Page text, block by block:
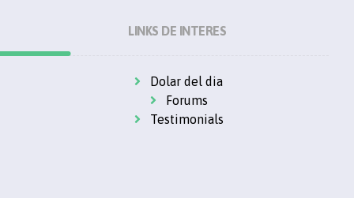
LINKS DE INTERES
Dolar del dia
Forums
Testimonials